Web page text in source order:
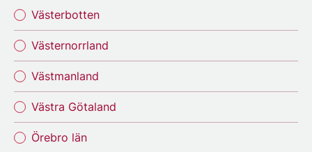
Västerbotten
Västernorrland
Västmanland
Västra Götaland
Örebro län